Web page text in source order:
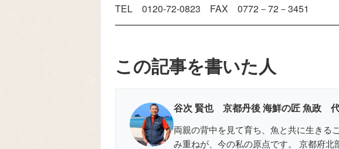
TEL 0120-72-0823 FAX 0772－72－3451
この記事を書いた人
谷次 賢也 京都丹後 海鮮の匠 魚政
両親の背中を見て育ち、魚と共に生きる
み重ねが、今の私の原点です。 京都府